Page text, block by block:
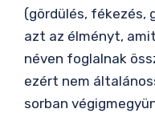
(gördülés, fékezés,
azt az élményt,
néven foglalnak
ezért nem
sorban